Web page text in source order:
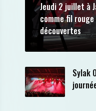
Jeudi 2 juillet à
comme fil
découvertes
Sylak